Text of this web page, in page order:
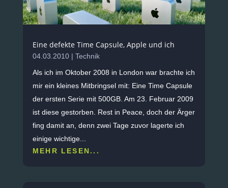
Eine defekte Time Capsule, Apple und ich
04.03.2010| Technik
Als ich im Oktober 2008 in London war brachte ich
mir ein kleines Mitbringsel mit: Eine Time Capsule
der ersten Serie mit 500GB. Am 23. Februar 2009
ist diese gestorben. Rest in Peace, doch der Ärger
fing damit an, denn zwei Tage zuvor lagerte ich
einige wichtige...
MEHR LESEN...